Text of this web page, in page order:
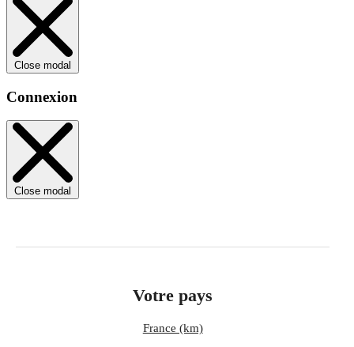
Close modal
Connexion
Close modal
Votre pays
France (km)